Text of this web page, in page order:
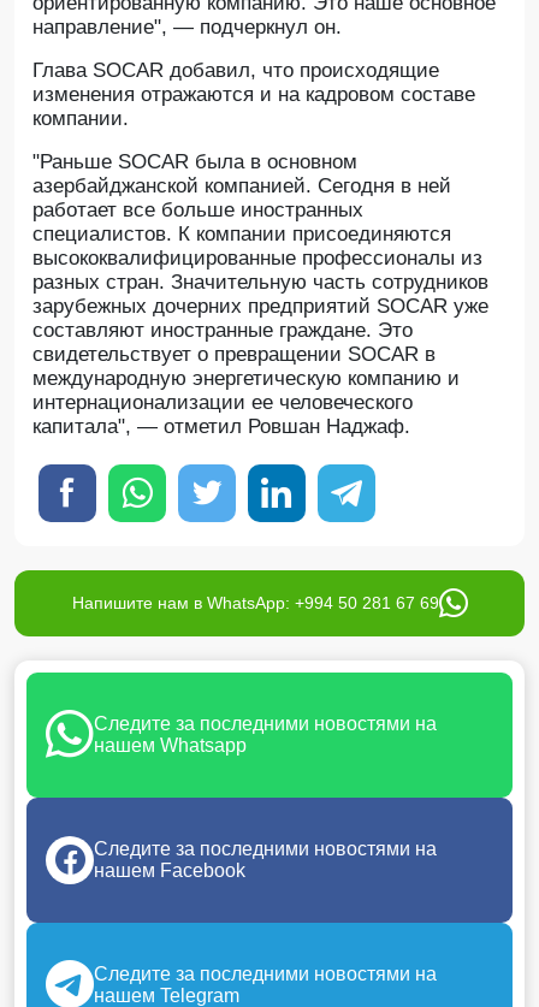
направление", — подчеркнул он.
Глава SOCAR добавил, что происходящие
изменения отражаются и на кадровом составе
компании.
"Раньше SOCAR была в основном
азербайджанской компанией. Сегодня в ней
работает все больше иностранных
специалистов. К компании присоединяются
высококвалифицированные профессионалы из
разных стран. Значительную часть сотрудников
зарубежных дочерних предприятий SOCAR уже
составляют иностранные граждане. Это
свидетельствует о превращении SOCAR в
международную энергетическую компанию и
интернационализации ее человеческого
капитала", — отметил Ровшан Наджаф.
Напишите нам в WhatsApp: +994 50 281 67 69
Следите за последними новостями на
нашем Whatsapp
Следите за последними новостями на
нашем Facebook
Следите за последними новостями на
нашем Telegram